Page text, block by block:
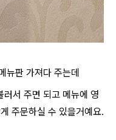
뉴판 가져다 주는데
서 주면 되고 메뉴에 영
주문하실 수 있을거예요.